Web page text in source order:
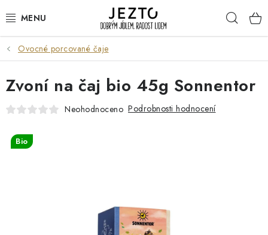
na
DÁRKOVÉ SADY
TRVANLIVÉ
DROGERIE A KOSMETIKA
NÁPOJE
RELAX A REGENERACE
Ovocné porcované čaje
Zvoní na čaj bio 45g Sonnentor
Neohodnoceno Podrobnosti hodnocení
Bio